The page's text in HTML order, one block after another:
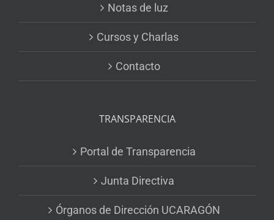
Notas de luz
Cursos y Charlas
Contacto
TRANSPARENCIA
Portal de Transparencia
Junta Directiva
Órganos de Dirección UCARAGÓN